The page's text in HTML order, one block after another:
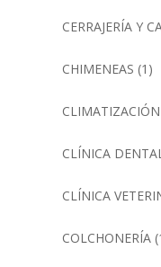
CERRAJERÍA Y
CHIMENEAS (1)
CLIMATIZACIÓN
CLÍNICA
CLÍNICA
COLCHONERÍA